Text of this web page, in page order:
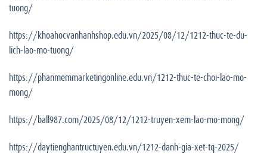
tuong/
https://khoahocvanhanhshop.edu.vn/2025/08/12/1212-thuc-te-du-
lich-lao-mo-tuong/
https://phanmemmarketingonline.edu.vn/1212-thuc-te-choi-lao-mo-
mong/
https://ball987.com/2025/08/12/1212-truyen-xem-lao-mo-mong/
https://daytienghantructuyen.edu.vn/1212-danh-gia-xet-tq-2025/